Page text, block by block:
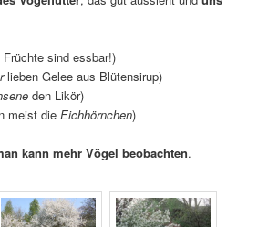
sind essbar!)
lieben Gelee aus Blütensirup)
den Likör)
meist die Eichhörnchen)
kann mehr Vögel beobachten.